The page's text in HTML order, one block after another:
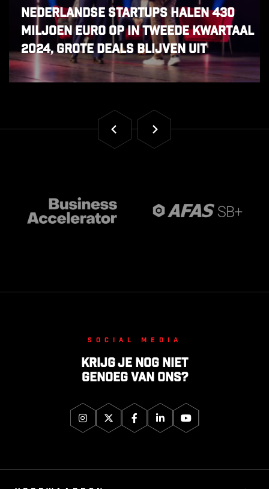
Nederlandse startups halen 430
miljoen euro op in tweede kwartaal
2024, grote deals blijven uit
Social media
Krijg je nog niet
genoeg van ons?